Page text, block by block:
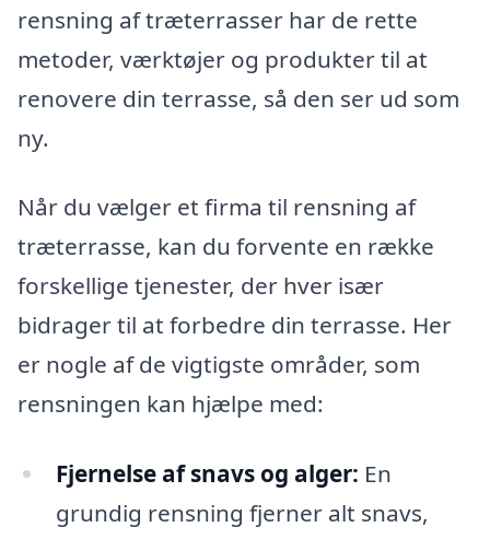
rensning af træterrasser har de rette
metoder, værktøjer og produkter til at
renovere din terrasse, så den ser ud som
ny.
Når du vælger et firma til rensning af
træterrasse, kan du forvente en række
forskellige tjenester, der hver især
bidrager til at forbedre din terrasse. Her
er nogle af de vigtigste områder, som
rensningen kan hjælpe med:
Fjernelse af snavs og alger: En
grundig rensning fjerner alt snavs,